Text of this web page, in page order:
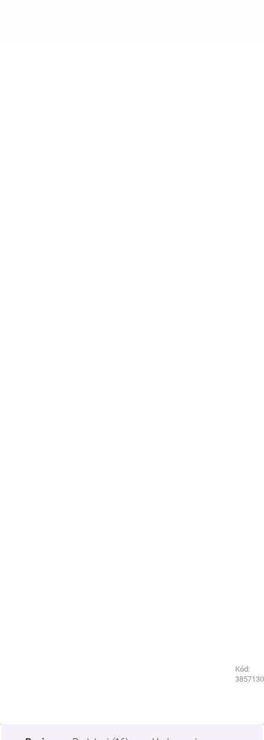
Kód:
Kód: